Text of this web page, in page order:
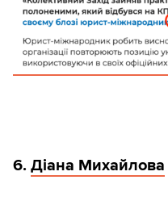
6. Діана Михайлова